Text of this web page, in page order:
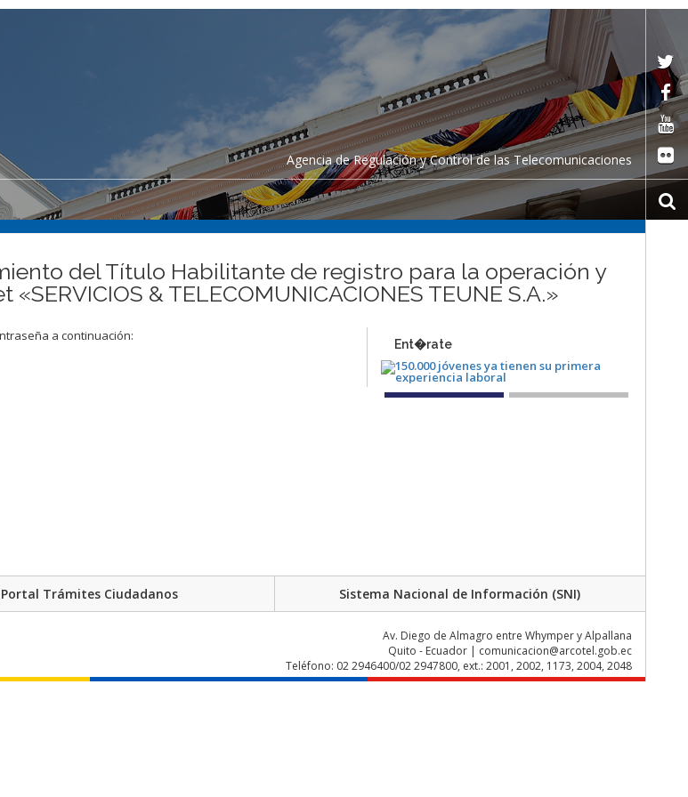
Agencia de Regulación y Control de las Telecomunicaciones
del Título Habilitante de registro para la operación y
& TELECOMUNICACIONES TEUNE S.A.»
a continuación:
Ent�rate
Portal Trámites Ciudadanos Sistema Nacional de Información (SNI)
Av. Diego de Almagro entre Whymper y Alpallana
Quito - Ecuador | comunicacion@arcotel.gob.ec
Teléfono: 02 2946400/02 2947800, ext.: 2001, 2002, 1173, 2004, 2048